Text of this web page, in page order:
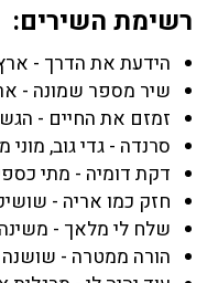
רשימת השירים:
הידעת את הדרך -
שיר מספר שמונה -
זמזם את החיים -
סרנדה - גדי גוב,
דקת דומיה - מתי
חזק כמו אריה -
שלח לי מלאך - משינה
הורה ממטרה -